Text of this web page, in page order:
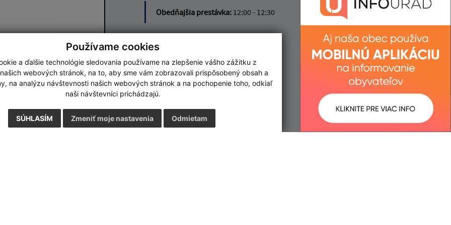
Používame cookies
a ďalšie technológie sledovania používame na zlepšenie vášho zážitku z
webových stránok, na to, aby sme vám zobrazovali prispôsobený obsah a
na analýzu návštevnosti našich webových stránok a na pochopenie toho, odkiaľ
naši návštevníci prichádzajú.
SÚHLASÍM Odmietam
Zmeniť moje nastavenia
Google reCaptcha Response
Odoslať správu
Obedňajšia prestávka: 12:00 - 12:30
IČO: 00332445